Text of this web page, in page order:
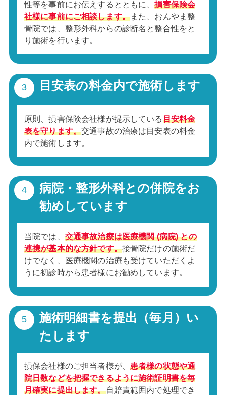
性等を事前にお伝えするとともに、損害保険会
社様に事前にご相談します。また、おんやま整
骨院では、整形外科からの診断名と整合性をと
り施術を行います。
目安表の料金内で施術します
原則、損害保険会社様が提示している目安料金
表を守ります。交通事故の治療は目安表の料金
内で施術します。
病院・整形外科との併院をお
勧めしています
当院では、 交通事故治療は医療機関 (病院) との
連携が基本的な方針です。接骨院だけの施術だ
けでなく、医療機関の治療も受けていただくよ
うに初診時から患者様にお勧めしています。
施術明細書を提出（毎月）い
たします
損保会社様のご担当者様が、患者様の状態や通
院日数などを把握できるように施術証明書を毎
月確実に提出します。自賠責範囲内で処理でき